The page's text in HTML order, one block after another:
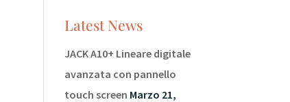
Latest News
JACK A10+ Lineare digitale
avanzata con pannello
touch screen Marzo 21,